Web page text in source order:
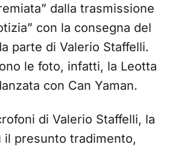
dalla trasmissione
con la consegna del
parte di Valerio Staffelli.
le foto, infatti, la Leotta
con Can Yaman.
di Valerio Staffelli, la
il presunto tradimento,